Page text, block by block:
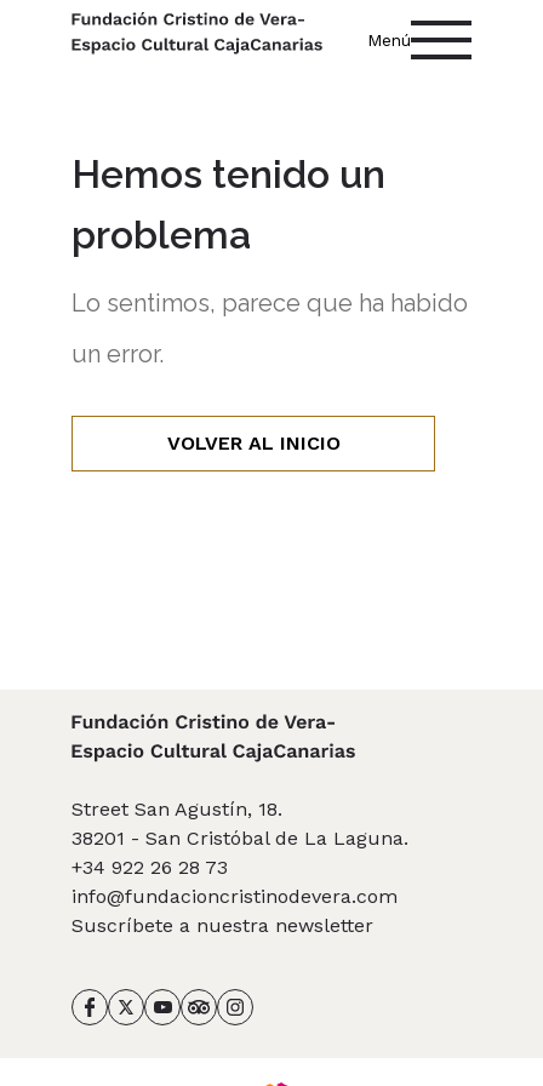
Menú
Hemos tenido un
problema
Lo sentimos, parece que ha habido
un error.
VOLVER AL INICIO
Street San Agustín, 18.
38201 - San Cristóbal de La Laguna.
+34 922 26 28 73
info@fundacioncristinodevera.com
Suscríbete a nuestra newsletter